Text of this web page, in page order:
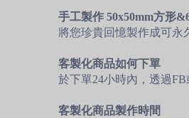
手工製作 50x50mm方形
將您珍貴回憶製作成可永
客製化商品如何下單
於下單24小時內，透過FB
客製化商品製作時間